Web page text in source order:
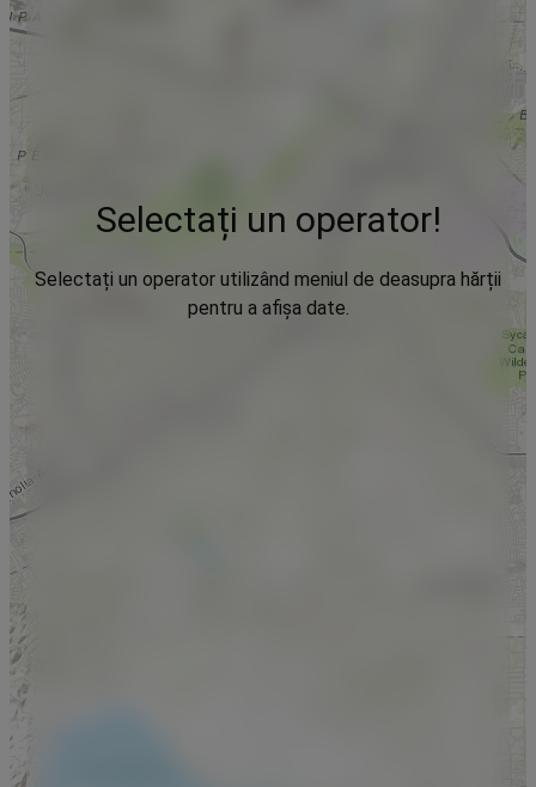
Selectați un operator!
Selectați un operator utilizând meniul de deasupra hărții
pentru a afișa date.